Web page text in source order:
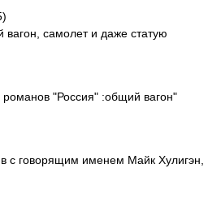
вагон, самолет и даже статую
романов "Россия" :общий вагон"
с говорящим именем Майк Хулигэн,